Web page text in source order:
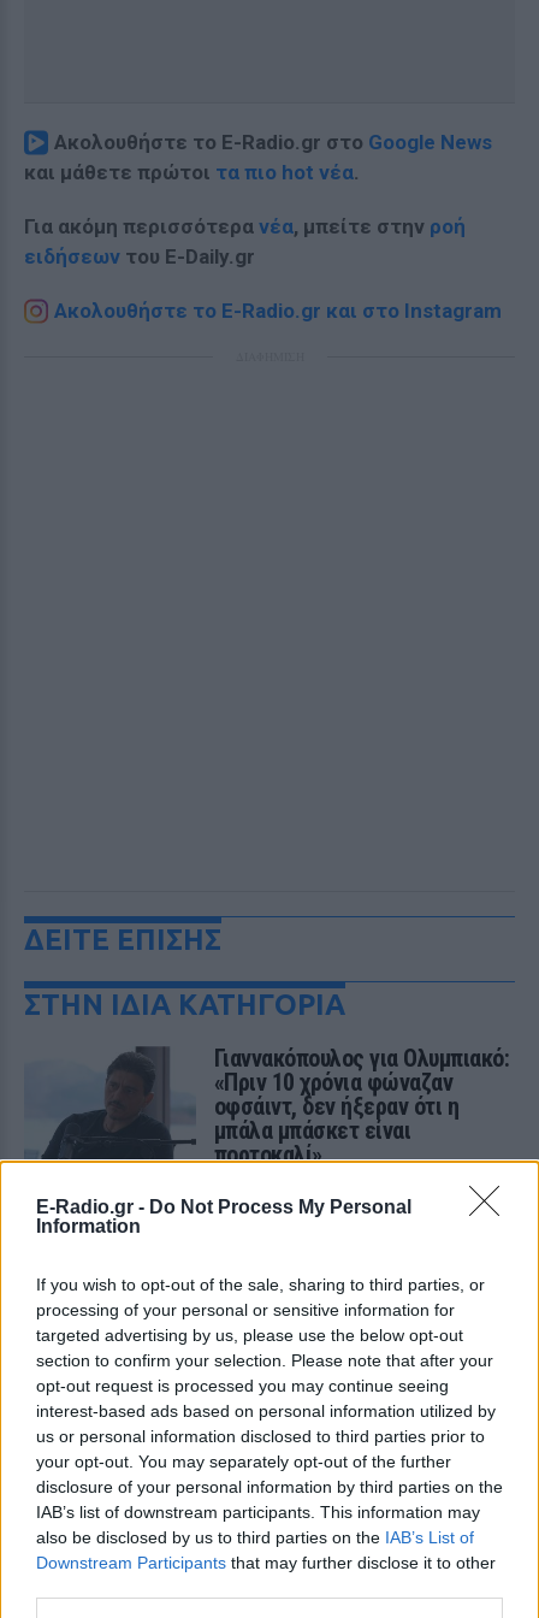
E-Radio.gr - Do Not Process My Personal
Information
If you wish to opt-out of the sale, sharing to third parties, or
processing of your personal or sensitive information for
targeted advertising by us, please use the below opt-out
section to confirm your selection. Please note that after your
opt-out request is processed you may continue seeing
interest-based ads based on personal information utilized by
us or personal information disclosed to third parties prior to
your opt-out. You may separately opt-out of the further
disclosure of your personal information by third parties on the
IAB’s list of downstream participants. This information may
also be disclosed by us to third parties on the IAB’s List of
Downstream Participants that may further disclose it to other
Ακολουθήστε το E-Radio.gr στο Google News
και μάθετε πρώτοι τα πιο hot νέα.
Για ακόμη περισσότερα νέα, μπείτε στην ροή
ειδήσεων του E-Daily.gr
Ακολουθήστε το E-Radio.gr και στο Instagram
ΔΕΙΤΕ ΕΠΙΣΗΣ
ΣΤΗΝ ΙΔΙΑ ΚΑΤΗΓΟΡΙΑ
Γιαννακόπουλος για Ολυμπιακό:
«Πριν 10 χρόνια φώναζαν
οφσάιντ, δεν ήξεραν ότι η
μπάλα μπάσκετ είναι
πορτοκαλί»
Ο Δημήτρης Γιαννακόπουλος έδωσε
τι πήγε λάθος την περσινή σεζόν
Αλογα σε πανηγύρια της
Λέσβου: Η A Promise to Animals
απαντά σε όσους θεωρούν την
κριτική «επίθεση στον τόπο»
ΧΤΕΣ
Βίντεο με άλογα να εκτελούν φιγούρες
δίπλα σε σπασμένα μπουκάλια
πυροδότησαν έντονη αντιπαράθεση στα
μέσα κοινωνικής δικτύωσης
Έφυγε από τη ζωή στα 74 του ο
σπουδαίος ηθοποιός Νίκος